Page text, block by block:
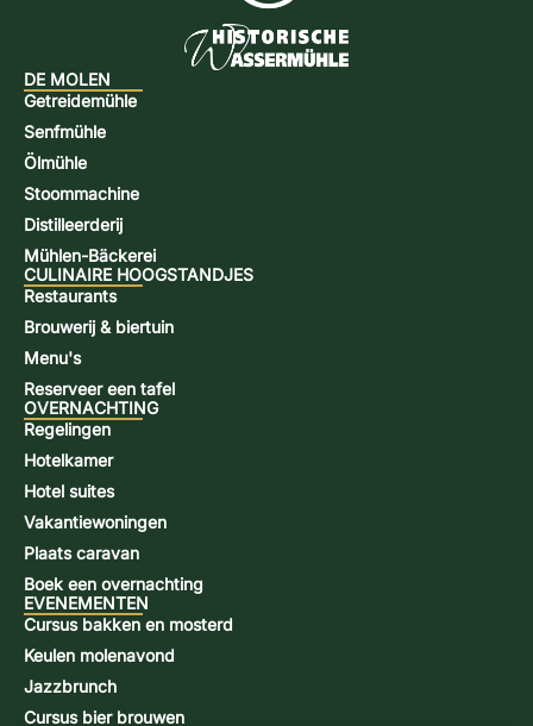
DE MOLEN
Getreidemühle
Senfmühle
Ölmühle
Stoommachine
Distilleerderij
Mühlen-Bäckerei
CULINAIRE HOOGSTANDJES
Restaurants
Brouwerij & biertuin
Menu's
Reserveer een tafel
OVERNACHTING
Regelingen
Hotelkamer
Hotel suites
Vakantiewoningen
Plaats caravan
Boek een overnachting
EVENEMENTEN
Cursus bakken en mosterd
Keulen molenavond
Jazzbrunch
Cursus bier brouwen